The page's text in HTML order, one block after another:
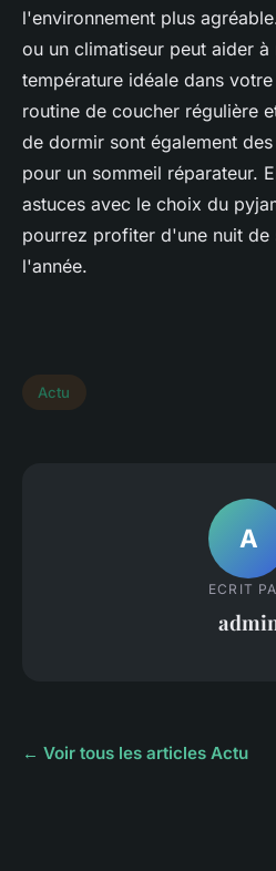
l'environnement plus
ou un climatiseur peut aider à
température idéale dans
routine de coucher régulière
de dormir sont également
pour un sommeil réparateur.
astuces avec le choix du
pourrez profiter d'une nuit de
l'année.
Actu
A
ECRIT
← Voir tous les articles Actu